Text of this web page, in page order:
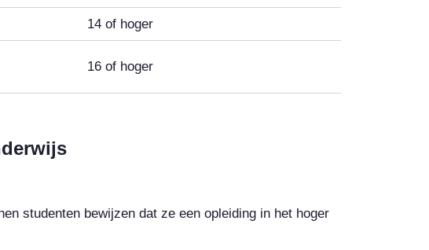
14 of hoger
16 of hoger
studenten bewijzen dat ze een opleiding in het hoger